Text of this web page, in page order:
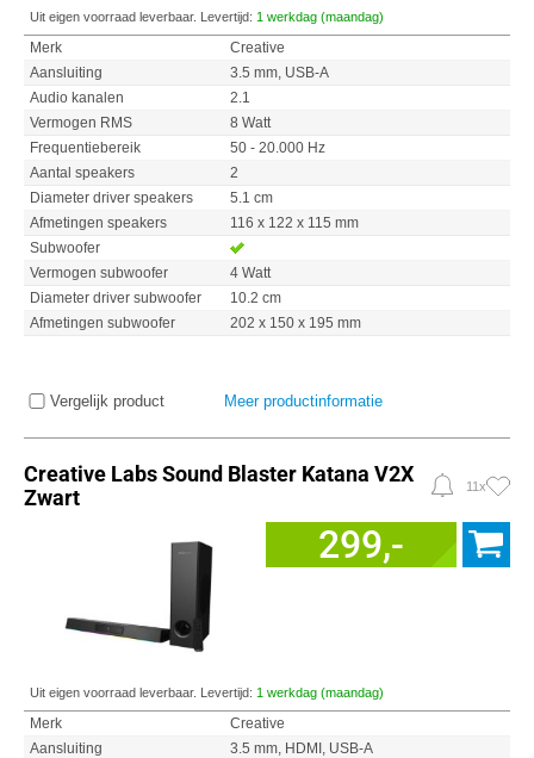
Uit eigen voorraad leverbaar. Levertijd: 1 werkdag (maandag)
Merk
Creative
Aansluiting
3.5 mm, USB-A
Audio kanalen
2.1
Vermogen RMS
8 Watt
Frequentiebereik
50 - 20.000 Hz
Aantal speakers
2
Diameter driver speakers
5.1 cm
Afmetingen speakers
116 x 122 x 115 mm
Subwoofer
Vermogen subwoofer
4 Watt
Diameter driver subwoofer
10.2 cm
Afmetingen subwoofer
202 x 150 x 195 mm
Vergelijk product Meer productinformatie
Creative Labs Sound Blaster Katana V2X
Zwart
11x
299,-
Uit eigen voorraad leverbaar. Levertijd: 1 werkdag (maandag)
Merk
Creative
Aansluiting
3.5 mm, HDMI, USB-A